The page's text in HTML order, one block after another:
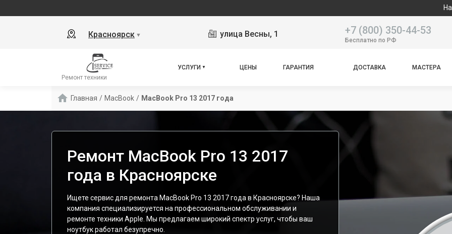
Наш
Красноярск ▼ улица Весны, 1 +7 (800) 350-44-53
Бесплатно по РФ
Ремонт техники
УСЛУГИ ЦЕНЫ ГАРАНТИЯ ДОСТАВКА МАСТЕРА
Главная / MacBook / MacBook Pro 13 2017 года
Ремонт MacBook Pro 13 2017
года в Красноярске
Ищете сервис для ремонта MacBook Pro 13 2017 года в Красноярске? Наша
компания специализируется на профессиональном обслуживании и
ремонте техники Apple. Мы предлагаем широкий спектр услуг, чтобы ваш
ноутбук работал безупречно.